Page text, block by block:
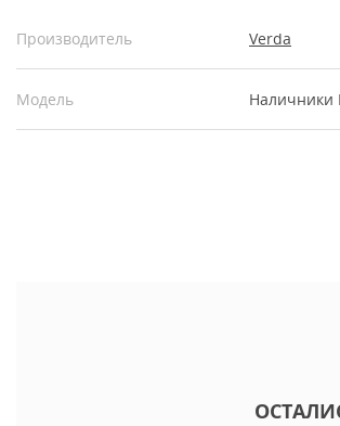
Производитель Verda
Модель Наличники